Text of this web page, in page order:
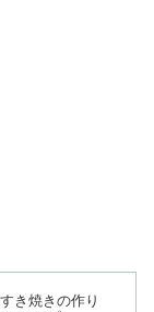
き焼きの作り